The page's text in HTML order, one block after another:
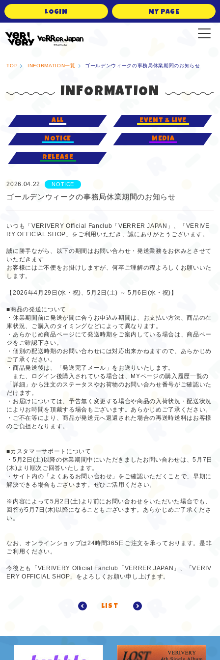
LOGIN MY PAGE
TOP INFORMATION一覧 ゴールデンウィークの事務局休業期間のお知らせ
INFORMATION
ALL EVENT & LIVE
NOTICE MEDIA
RELEASE
2026.04.22 NOTICE
ゴールデンウィークの事務局休業期間のお知らせ
いつも「VERIVERY Official Fanclub「VERRER JAPAN」、「VERIVE
RY OFFICIAL SHOP」をご利用いただき、誠にありがとうございます。
誠に勝手ながら、以下の期間はお問い合わせ・発送業務をお休みとさせて
いただきます
お客様にはご不便をお掛けしますが、何卒ご理解の程よろしくお願いいた
します。
【2026年4月29日(水・祝)、5月2日(土) ～ 5月6日(水・祝)】
■商品の発送について
・休業期間前に発送が間に合うお申込み期間は、お支払い方法、商品の在
庫状況、ご購入のタイミングなどによって異なります。
・あらかじめ商品ページにて発送時期をご案内している場合は、商品ペー
ジをご確認下さい。
・個別の配送時期のお問い合わせには対応出来かねますので、あらかじめ
ご了承ください。
・商品発送後は、「発送完了メール」をお送りいたします。
また、ログイン後購入されている場合は、MYページの購入履歴一覧の
「詳細」から注文のステータスやお荷物のお問い合わせ番号がご確認いた
だけます。
・お届けについては、予告無く変更する場合や商品の入荷状況・配送状況
によりお時間を頂戴する場合もございます。あらかじめご了承ください。
・ご不在等により、商品が発送元へ返還された場合の再送時送料はお客様
のご負担となります。
■カスタマーサポートについて
・5月2日(土)以降の休業期間中にいただきましたお問い合わせは、5月7日
(木)より順次ご回答いたします。
・サイト内の「よくあるお問い合わせ」をご確認いただくことで、早期に
解決できる場合もございます。ぜひご活用ください。
※内容によって5月2日(土)より前にお問い合わせをいただいた場合でも、
回答が5月7日(木)以降になることもございます。あらかじめご了承くださ
い。
なお、オンラインショップは24時間365日ご注文を承っております。是非
ご利用ください。
今後とも「VERIVERY Official Fanclub「VERRER JAPAN」、「VERIV
ERY OFFICIAL SHOP」をよろしくお願い申し上げます。
list